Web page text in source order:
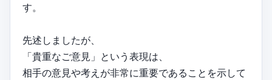
す。
先述しましたが、
「貴重なご意見」という表現は、
相手の意見や考えが非常に重要であることを示して